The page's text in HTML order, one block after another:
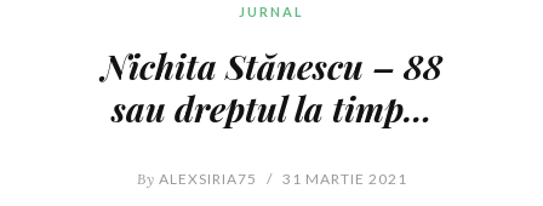
JURNAL
Nichita Stănescu – 88
sau dreptul la timp…
By ALEXSIRIA75 / 31 MARTIE 2021